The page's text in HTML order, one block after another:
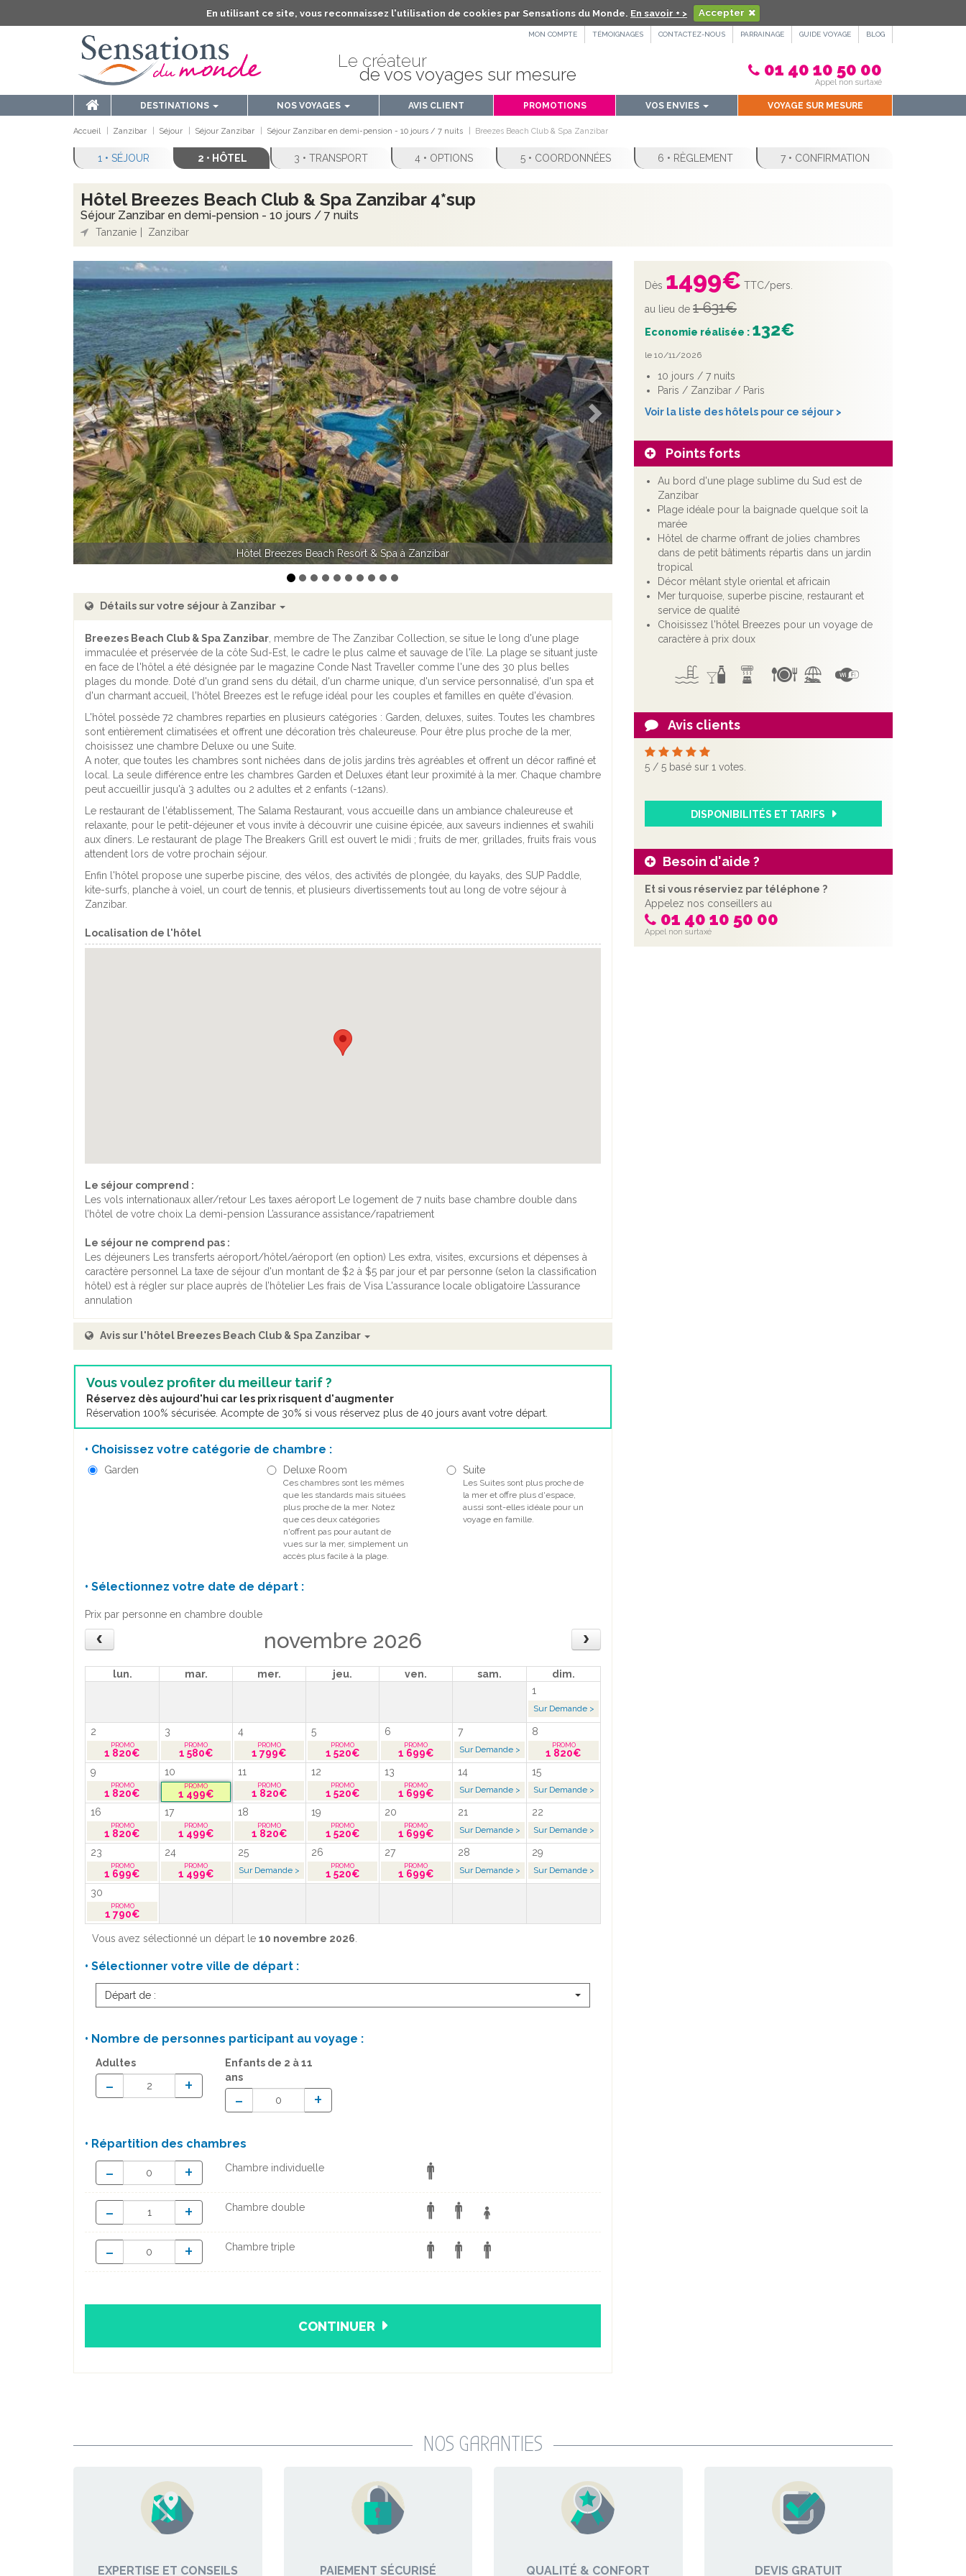
En utilisant ce site, vous reconnaissez l'utilisation de cookies par Sensations du Monde. En savoir + > Accepter
MON COMPTE TÉMOIGNAGES CONTACTEZ-NOUS PARRAINAGE GUIDE VOYAGE BLOG
Le créateur
de vos voyages sur mesure 01 40 10 50 00
Appel non surtaxé
DESTINATIONS NOS VOYAGES AVIS CLIENT PROMOTIONS VOS ENVIES VOYAGE SUR MESURE
Accueil Zanzibar Séjour Séjour Zanzibar Séjour Zanzibar en demi-pension - 10 jours / 7 nuits Breezes Beach Club & Spa Zanzibar
1 • SÉJOUR 2 • HÔTEL 3 • TRANSPORT 4 • OPTIONS 5 • COORDONNÉES 6 • RÈGLEMENT 7 • CONFIRMATION
Hôtel Breezes Beach Club & Spa Zanzibar 4*sup
Séjour Zanzibar en demi-pension - 10 jours / 7 nuits
Tanzanie Zanzibar
Dès 1499€ TTC/pers.
au lieu de 1 631€
Economie réalisée : 132€
le 10/11/2026
10 jours / 7 nuits
Paris / Zanzibar / Paris
Voir la liste des hôtels pour ce séjour >
Points forts
Au bord d'une plage sublime du Sud est de
Zanzibar
Plage idéale pour la baignade quelque soit la
marée
Hôtel de charme offrant de jolies chambres
dans de petit bâtiments répartis dans un jardin
tropical
Décor mêlant style oriental et africain
Mer turquoise, superbe piscine, restaurant et
service de qualité
Choisissez l'hôtel Breezes pour un voyage de
caractère à prix doux
Avis clients
5 / 5 basé sur 1 votes.
DISPONIBILITÉS ET TARIFS
Besoin d'aide ?
Et si vous réserviez par téléphone ?
Appelez nos conseillers au
01 40 10 50 00
Appel non surtaxé
Hôtel Breezes Beach Resort & Spa à Zanzibar, plage
Précédent Suivant
Détails sur votre séjour à Zanzibar
Breezes Beach Club & Spa Zanzibar, membre de The Zanzibar Collection, se situe le long d'une plage
immaculée et préservée de la côte Sud-Est, le cadre le plus calme et sauvage de l'île. La plage se situant juste
en face de l'hôtel a été désignée par le magazine Conde Nast Traveller comme l'une des 30 plus belles
plages du monde. Doté d'un grand sens du détail, d'un charme unique, d'un service personnalisé, d'un spa et
d'un charmant accueil, l'hôtel Breezes est le refuge idéal pour les couples et familles en quête d'évasion.
L'hôtel possède 72 chambres reparties en plusieurs catégories : Garden, deluxes, suites. Toutes les chambres
sont entièrement climatisées et offrent une décoration très chaleureuse. Pour être plus proche de la mer,
choisissez une chambre Deluxe ou une Suite.
A noter, que toutes les chambres sont nichées dans de jolis jardins très agréables et offrent un décor raffiné et
local. La seule différence entre les chambres Garden et Deluxes étant leur proximité à la mer. Chaque chambre
peut accueillir jusqu'à 3 adultes ou 2 adultes et 2 enfants (-12ans).
Le restaurant de l'établissement, The Salama Restaurant, vous accueille dans un ambiance chaleureuse et
relaxante, pour le petit-déjeuner et vous invite à découvrir une cuisine épicée, aux saveurs indiennes et swahili
aux dîners. Le restaurant de plage The Breakers Grill est ouvert le midi ; fruits de mer, grillades, fruits frais vous
attendent lors de votre prochain séjour.
Enfin l'hôtel propose une superbe piscine, des vélos, des activités de plongée, du kayaks, des SUP Paddle,
kite-surfs, planche à voiel, un court de tennis, et plusieurs divertissements tout au long de votre séjour à
Zanzibar.
Localisation de l'hôtel
Le séjour comprend :
Les vols internationaux aller/retour Les taxes aéroport Le logement de 7 nuits base chambre double dans
l’hôtel de votre choix La demi-pension L’assurance assistance/rapatriement
Le séjour ne comprend pas :
Les déjeuners Les transferts aéroport/hôtel/aéroport (en option) Les extra, visites, excursions et dépenses à
caractère personnel La taxe de séjour d'un montant de $2 à $5 par jour et par personne (selon la classification
hôtel) est à régler sur place auprès de l’hôtelier Les frais de Visa L'assurance locale obligatoire L’assurance
annulation
Avis sur l'hôtel Breezes Beach Club & Spa Zanzibar
Vous voulez profiter du meilleur tarif ?
Réservez dès aujourd'hui car les prix risquent d'augmenter
Réservation 100% sécurisée. Acompte de 30% si vous réservez plus de 40 jours avant votre départ.
• Choisissez votre catégorie de chambre :
Garden Deluxe Room
Ces chambres sont les mêmes
que les standards mais situées
plus proche de la mer. Notez
que ces deux catégories
n'offrent pas pour autant de
vues sur la mer, simplement un
accès plus facile à la plage.
Suite
Les Suites sont plus proche de
la mer et offre plus d'espace,
aussi sont-elles idéale pour un
voyage en famille.
• Sélectionnez votre date de départ :
Prix par personne en chambre double
novembre 2026
lun. mar. mer. jeu. ven. sam.
dim.
1
Sur Demande >
2 3 4 5 6 7
8
1 820€
1 580€ 1 799€ 1 520€ 1 699€ Sur Demande >
1 820€
9
10 11 12 13 14
15
1 820€
1 499€ 1 820€ 1 520€ 1 699€ Sur Demande > Sur Demande >
16 17 18 19 20 21
22
1 820€
1 499€ 1 820€ 1 520€ 1 699€ Sur Demande > Sur Demande >
23 24 25 26 27 28
29
1 699€
1 499€ Sur Demande > 1 520€ 1 699€ Sur Demande > Sur Demande >
30
1 790€
Vous avez sélectionné un départ le 10 novembre 2026.
• Sélectionner votre ville de départ :
Départ de :
• Nombre de personnes participant au voyage :
Adultes
- +
Enfants de 2 à 11
ans
- +
• Répartition des chambres
- + Chambre individuelle
- + Chambre double
- + Chambre triple
CONTINUER
NOS GARANTIES
EXPERTISE ET CONSEILS PAIEMENT SÉCURISÉ QUALITÉ & CONFORT DEVIS GRATUIT